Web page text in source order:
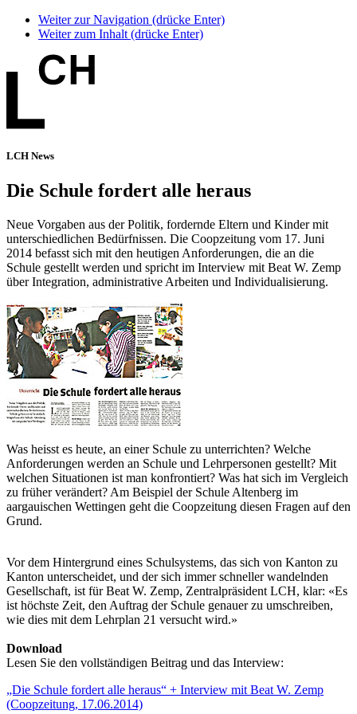
Weiter zur Navigation (drücke Enter)
Weiter zum Inhalt (drücke Enter)
LCH News
Die Schule fordert alle heraus
Neue Vorgaben aus der Politik, fordernde Eltern und Kinder mit
unterschiedlichen Bedürfnissen. Die Coopzeitung vom 17. Juni
2014 befasst sich mit den heutigen Anforderungen, die an die
Schule gestellt werden und spricht im Interview mit Beat W. Zemp
über Integration, administrative Arbeiten und Individualisierung.
Was heisst es heute, an einer Schule zu unterrichten? Welche
Anforderungen werden an Schule und Lehrpersonen gestellt? Mit
welchen Situationen ist man konfrontiert? Was hat sich im Vergleich
zu früher verändert? Am Beispiel der Schule Altenberg im
aargauischen Wettingen geht die Coopzeitung diesen Fragen auf den
Grund.
Vor dem Hintergrund eines Schulsystems, das sich von Kanton zu
Kanton unterscheidet, und der sich immer schneller wandelnden
Gesellschaft, ist für Beat W. Zemp, Zentralpräsident LCH, klar: «Es
ist höchste Zeit, den Auftrag der Schule genauer zu umschreiben,
wie dies mit dem Lehrplan 21 versucht wird.»
Download
Lesen Sie den vollständigen Beitrag und das Interview:
„Die Schule fordert alle heraus“ + Interview mit Beat W. Zemp
(Coopzeitung, 17.06.2014)